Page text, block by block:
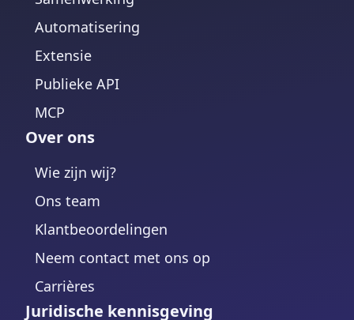
Automatisering
Extensie
Publieke API
MCP
Over ons
Wie zijn wij?
Ons team
Klantbeoordelingen
Neem contact met ons op
Carrières
Juridische kennisgeving